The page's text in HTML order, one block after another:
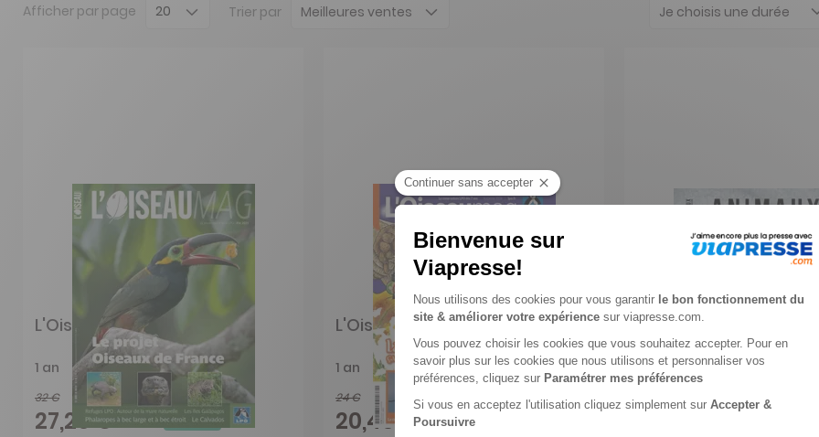
Je choisis une durée
Afficher par page Trier par
L'Oiseau Mag
1 an
32 €
27,20 € -15%
L'Oiseau Mag Junior
1 an
24 €
20,40 € -15%
Animaux de
magazine
1 an
23,60 €
16,66 €